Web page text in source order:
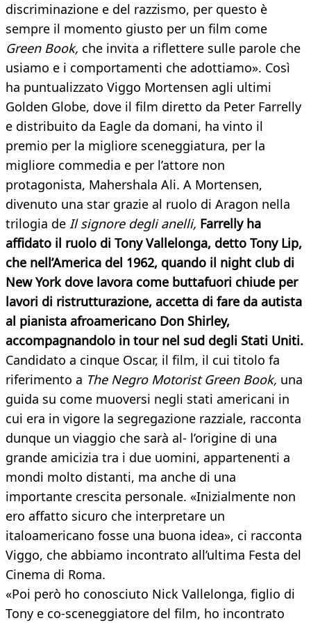
discriminazione e del razzismo, per questo è
sempre il momento giusto per un film come
Green Book, che invita a riflettere sulle parole che
usiamo e i comportamenti che adottiamo». Così
ha puntualizzato Viggo Mortensen agli ultimi
Golden Globe, dove il film diretto da Peter Farrelly
e distribuito da Eagle da domani, ha vinto il
premio per la migliore sceneggiatura, per la
migliore commedia e per l’attore non
protagonista, Mahershala Ali. A Mortensen,
divenuto una star grazie al ruolo di Aragon nella
trilogia de Il signore degli anelli, Farrelly ha
affidato il ruolo di Tony Vallelonga, detto Tony Lip,
che nell’America del 1962, quando il night club di
New York dove lavora come buttafuori chiude per
lavori di ristrutturazione, accetta di fare da autista
al pianista afroamericano Don Shirley,
accompagnandolo in tour nel sud degli Stati Uniti.
Candidato a cinque Oscar, il film, il cui titolo fa
riferimento a The Negro Motorist Green Book, una
guida su come muoversi negli stati americani in
cui era in vigore la segregazione razziale, racconta
dunque un viaggio che sarà al- l’origine di una
grande amicizia tra i due uomini, appartenenti a
mondi molto distanti, ma anche di una
importante crescita personale. «Inizialmente non
ero affatto sicuro che interpretare un
italoamericano fosse una buona idea», ci racconta
Viggo, che abbiamo incontrato all’ultima Festa del
Cinema di Roma.
«Poi però ho conosciuto Nick Vallelonga, figlio di
Tony e co-sceneggiatore del film, ho incontrato